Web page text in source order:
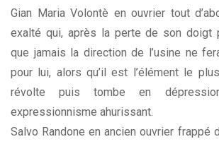
Gian Maria Volontè en ouvrier tout
exalté qui, après la perte de son doigt
que jamais la direction de l’usine ne
pour lui, alors qu’il est l’élément le
révolte puis tombe en
expressionnisme ahurissant.
Salvo Randone en ancien ouvrier frappé